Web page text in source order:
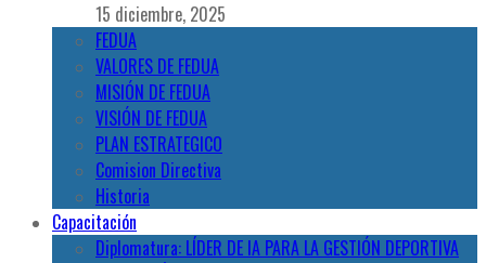
15 diciembre, 2025
FEDUA
VALORES DE FEDUA
MISIÓN DE FEDUA
VISIÓN DE FEDUA
PLAN ESTRATEGICO
Comision Directiva
Historia
Capacitación
Diplomatura: LÍDER DE IA PARA LA GESTIÓN DEPORTIVA